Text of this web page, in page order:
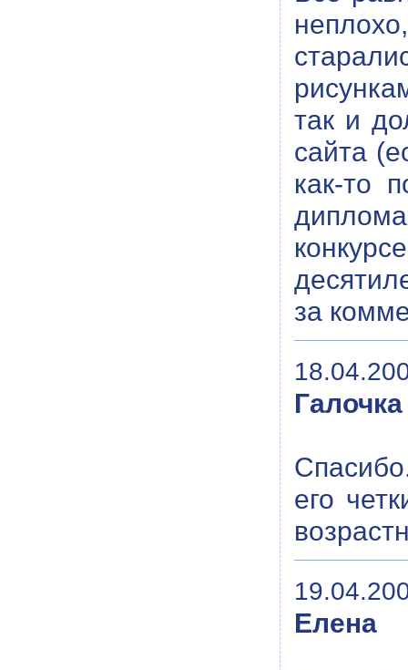
так и
сайта
как-то
за
Галочка
его
Елена